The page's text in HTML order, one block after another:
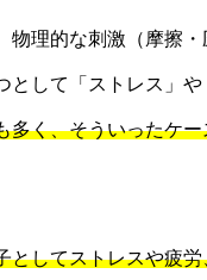
理的な刺激（摩擦
して「ストレス」
く、そういったケ
してストレスや疲